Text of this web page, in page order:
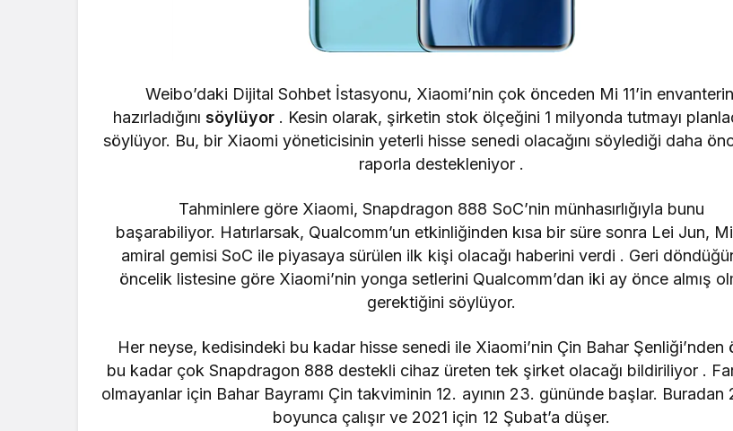
Weibo’daki Dijital Sohbet İstasyonu, Xiaomi’nin çok önceden Mi 11’in
hazırladığınısöylüyor . Kesin olarak, şirketin stok ölçeğini 1 milyonda tutmayı
söylüyor. Bu, bir Xiaomi yöneticisinin yeterli hisse senedi olacağını söylediği daha
raporla destekleniyor .
Tahminlere göre Xiaomi, Snapdragon 888 SoC’nin münhasırlığıyla bunu
başarabiliyor. Hatırlarsak, Qualcomm’un etkinliğinden kısa bir süre sonra Lei Jun,
amiral gemisi SoC ile piyasaya sürülen ilk kişi olacağı haberini verdi . Geri
öncelik listesine göre Xiaomi’nin yonga setlerini Qualcomm’dan iki ay önce almış
gerektiğini söylüyor.
Her neyse, kedisindeki bu kadar hisse senedi ile Xiaomi’nin Çin Bahar Şenliği’nden
bu kadar çok Snapdragon 888 destekli cihaz üreten tek şirket olacağı bildiriliyor .
olmayanlar için Bahar Bayramı Çin takviminin 12. ayının 23. gününde başlar. Buradan
boyunca çalışır ve 2021 için 12 Şubat’a düşer.